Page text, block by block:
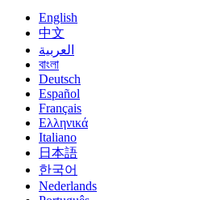
English
中文
العربية
বাংলা
Deutsch
Español
Français
Ελληνικά
Italiano
日本語
한국어
Nederlands